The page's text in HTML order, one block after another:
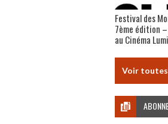
Festival des
7ème édition
au Cinéma
Voir toutes